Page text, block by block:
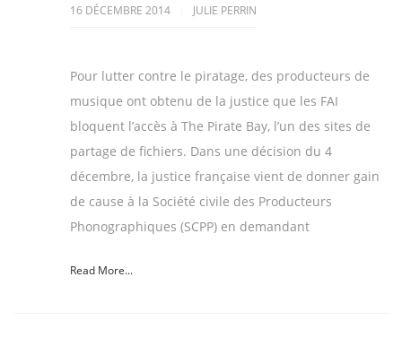
16 DÉCEMBRE 2014 JULIE PERRIN
Pour lutter contre le piratage, des producteurs de
musique ont obtenu de la justice que les FAI
bloquent l’accès à The Pirate Bay, l’un des sites de
partage de fichiers. Dans une décision du 4
décembre, la justice française vient de donner gain
de cause à la Société civile des Producteurs
Phonographiques (SCPP) en demandant
Read More...